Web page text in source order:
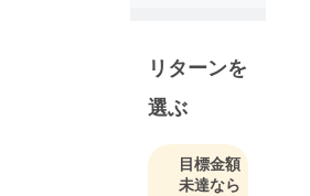
の両方を作
れるように
なりたいな
ようにな
る。何作品
リターンを
選ぶ
目標金額
未達なら